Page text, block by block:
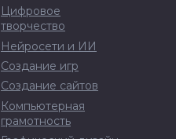
Создание игр
Создание сайтов
Цифровое
творчество
Компьютерная
грамотность
Нейросети и ИИ